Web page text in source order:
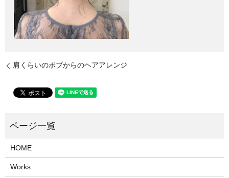
肩くらいのボブからのヘアアレンジ
HOME
Works